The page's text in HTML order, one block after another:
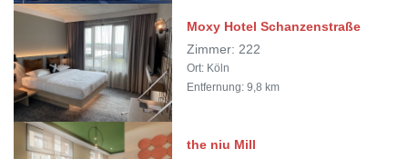
Moxy Hotel Schanzenstraße
Zimmer: 222
Ort: Köln
Entfernung: 9,8 km
the niu Mill